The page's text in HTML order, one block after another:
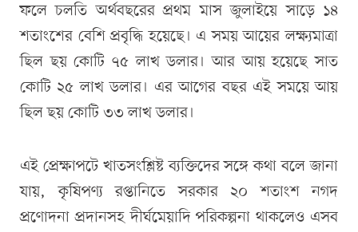
ফলে চলতি অর্থবছরের প্রথম মাস জুলাইয়ে সাড়ে ১৪
শতাংশের বেশি প্রবৃদ্ধি হয়েছে। এ সময় আয়ের লক্ষ্যমাত্রা
ছিল ছয় কোটি ৭৫ লাখ ডলার। আর আয় হয়েছে সাত
কোটি ২৫ লাখ ডলার। এর আগের বছর এই সময়ে আয়
ছিল ছয় কোটি ৩৩ লাখ ডলার।
এই প্রেক্ষাপটে খাতসংশ্লিষ্ট ব্যক্তিদের সঙ্গে কথা বলে জানা
যায়, কৃষিপণ্য রপ্তানিতে সরকার ২০ শতাংশ নগদ
প্রণোদনা প্রদানসহ দীর্ঘমেয়াদি পরিকল্পনা থাকলেও এসব